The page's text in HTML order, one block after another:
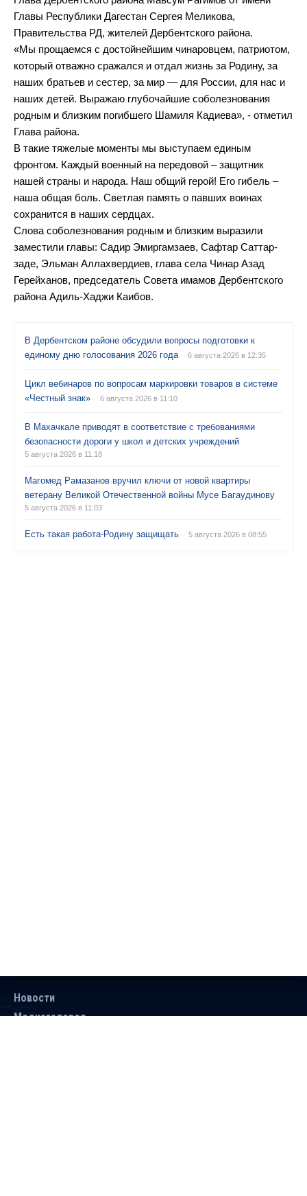
Главы Республики Дагестан Сергея Меликова,
Правительства РД, жителей Дербентского района.
«Мы прощаемся с достойнейшим чинаровцем, патриотом,
который отважно сражался и отдал жизнь за Родину, за
наших братьев и сестер, за мир ― для России, для нас и
наших детей. Выражаю глубочайшие соболезнования
родным и близким погибшего Шамиля Кадиева», - отметил
Глава района.
В такие тяжелые моменты мы выступаем единым
фронтом. Каждый военный на передовой – защитник
нашей страны и народа. Наш общий герой! Его гибель –
наша общая боль. Светлая память о павших воинах
сохранится в наших сердцах.
Слова соболезнования родным и близким выразили
заместили главы: Садир Эмиргамзаев, Сафтар Саттар-
заде, Эльман Аллахвердиев, глава села Чинар Азад
Герейханов, председатель Совета имамов Дербентского
района Адиль-Хаджи Каибов.
В Дербентском районе обсудили вопросы подготовки к
единому дню голосования 2026 года
6 августа 2026 в 12:35
Цикл вебинаров по вопросам маркировки товаров в системе
«Честный знак»
6 августа 2026 в 11:10
В Махачкале приводят в соответствие с требованиями
безопасности дороги у школ и детских учреждений
5 августа 2026 в 11:18
Магомед Рамазанов вручил ключи от новой квартиры
ветерану Великой Отечественной войны Мусе Багаудинову
5 августа 2026 в 11:03
Есть такая работа-Родину защищать 5 августа 2026 в 08:55
Новости
Медиагалерея